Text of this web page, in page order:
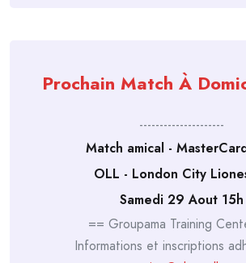
Prochain Match À
---------------------
Match amical -
OLL - London City
Samedi 29 Aout 15h
== Groupama Training
Informations et inscriptions